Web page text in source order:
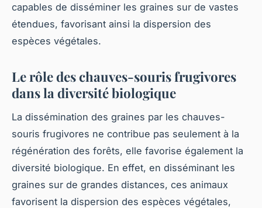
capables de disséminer les graines sur de vastes
étendues, favorisant ainsi la dispersion des
espèces végétales.
Le rôle des chauves-souris frugivores
dans la diversité biologique
La dissémination des graines par les chauves-
souris frugivores ne contribue pas seulement à la
régénération des forêts, elle favorise également la
diversité biologique. En effet, en disséminant les
graines sur de grandes distances, ces animaux
favorisent la dispersion des espèces végétales,